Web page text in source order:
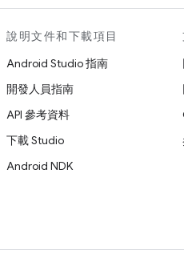
說明文件和下載項目
Android Studio 指南
開發人員指南
API 參考資料
下載 Studio
Android NDK